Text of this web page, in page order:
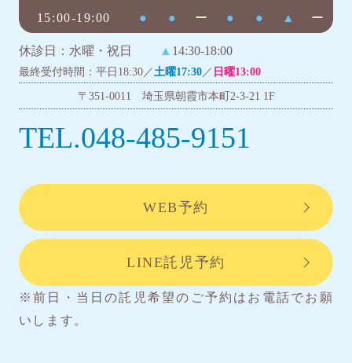
15:00-19:00 ● ● ー ● ● ▲ ー
休診日：水曜・祝日 ▲ 14:30-18:00
最終受付時間：平日18:30／ 土曜17:30／ 日曜13:00
〒351-0011 埼玉県朝霞市本町2-3-21 1F
TEL.048-485-9151
WEB予約
LINE託児予約
※前日・当日の託児希望のご予約はお電話でお願
いします。